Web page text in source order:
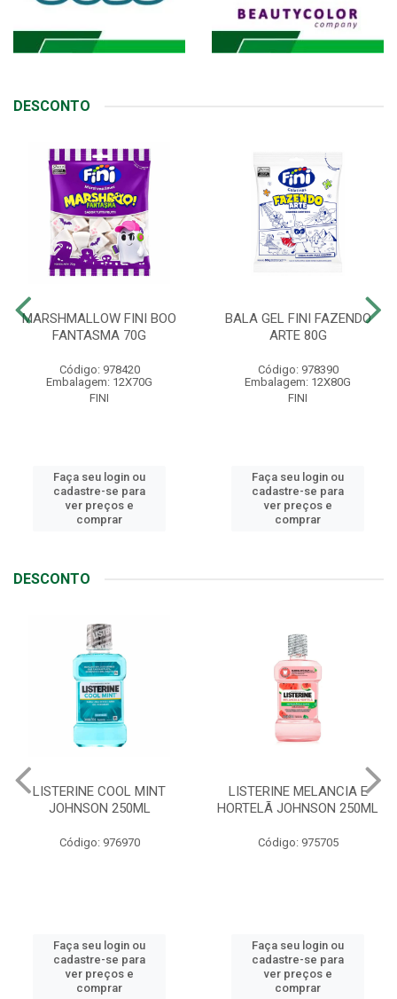
DESCONTO
MARSHMALLOW FINI BOO
FANTASMA 70G
Código: 978420
Embalagem: 12X70G
FINI
Faça seu login ou
cadastre-se para
ver preços e
comprar
BALA GEL FINI FAZENDO
ARTE 80G
Código: 978390
Embalagem: 12X80G
FINI
Faça seu login ou
cadastre-se para
ver preços e
comprar
DESCONTO
LISTERINE COOL MINT
JOHNSON 250ML
Código: 976970
Faça seu login ou
cadastre-se para
ver preços e
comprar
LISTERINE MELANCIA E
HORTELÃ JOHNSON 250ML
Código: 975705
Faça seu login ou
cadastre-se para
ver preços e
comprar